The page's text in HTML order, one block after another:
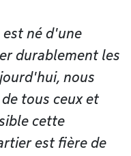
est né d'une
durablement les
nous
tous ceux et
cette
est fière de